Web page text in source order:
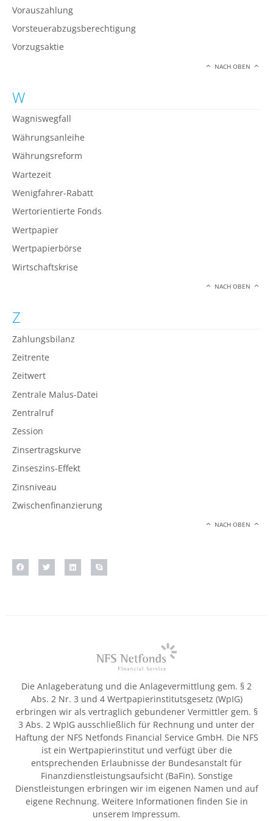
Vorauszahlung
Vorsteuerabzugsberechtigung
Vorzugsaktie
NACH OBEN
W
Wagniswegfall
Währungsanleihe
Währungsreform
Wartezeit
Wenigfahrer-Rabatt
Wertorientierte Fonds
Wertpapier
Wertpapierbörse
Wirtschaftskrise
NACH OBEN
Z
Zahlungsbilanz
Zeitrente
Zeitwert
Zentrale Malus-Datei
Zentralruf
Zession
Zinsertragskurve
Zinseszins-Effekt
Zinsniveau
Zwischenfinanzierung
NACH OBEN
Die Anlageberatung und die Anlagevermittlung gem. § 2
Abs. 2 Nr. 3 und 4 Wertpapierinstitutsgesetz (WpIG)
erbringen wir als vertraglich gebundener Vermittler gem. §
3 Abs. 2 WpIG ausschließlich für Rechnung und unter der
Haftung der NFS Netfonds Financial Service GmbH. Die NFS
ist ein Wertpapierinstitut und verfügt über die
entsprechenden Erlaubnisse der Bundesanstalt für
Finanzdienstleistungsaufsicht (BaFin). Sonstige
Dienstleistungen erbringen wir im eigenen Namen und auf
eigene Rechnung. Weitere Informationen finden Sie in
unserem Impressum.